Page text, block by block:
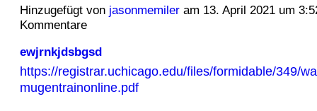
Hinzugefügt von jasonmemileram 13. April 2021 um
Kommentare
ewjrnkjdsbgsd
https://registrar.uchicago.edu/files/formidable/349/
mugentrainonline.pdf